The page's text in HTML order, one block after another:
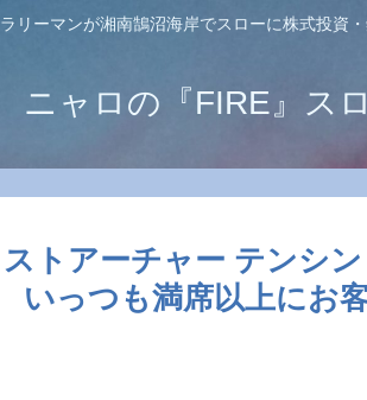
リーマンが湘南鵠沼海岸でスローに株式投資
ニャロの『FIRE』ス
トアーチャー テンシン
っつも満席以上にお